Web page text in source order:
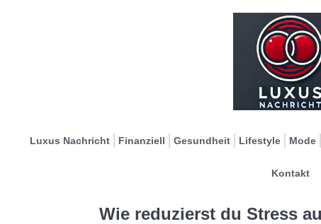
Luxus Nachricht Finanziell Gesundheit Lifestyle Mode
Kontakt
Wie reduzierst du Stress